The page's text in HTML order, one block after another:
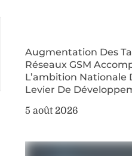
Augmentation Des
Réseaux GSM
L’ambition Nationale
Levier De
5 août 2026